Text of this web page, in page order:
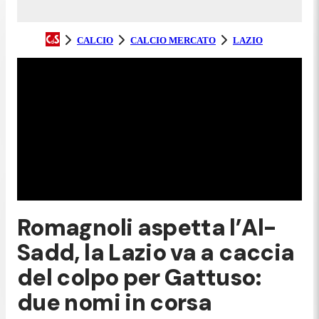
CALCIO CALCIO MERCATO LAZIO
Romagnoli aspetta l’Al-
Sadd, la Lazio va a caccia
del colpo per Gattuso:
due nomi in corsa